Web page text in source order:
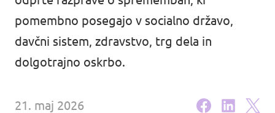
Podprite nas
pomembno posegajo v socialno državo,
davčni sistem, zdravstvo, trg dela in
dolgotrajno oskrbo.
21. maj 2026